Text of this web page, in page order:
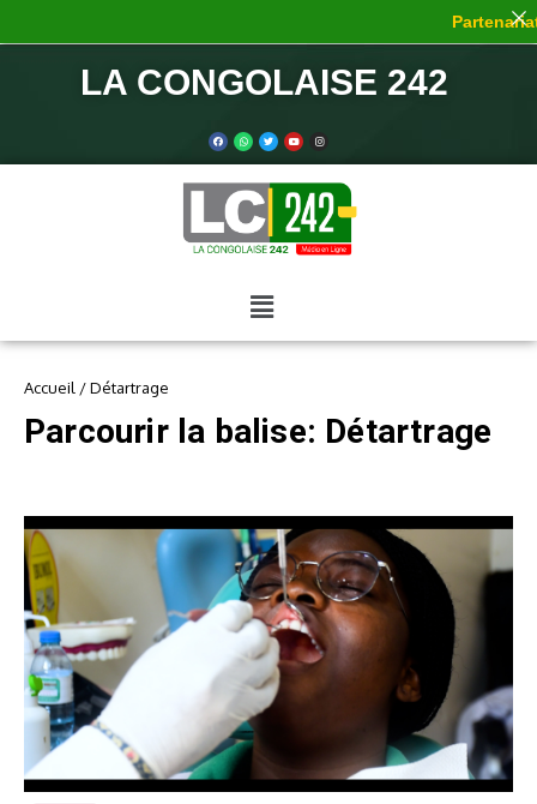
LA CONGOLAISE 242
Accueil /Détartrage
Parcourir la balise: Détartrage